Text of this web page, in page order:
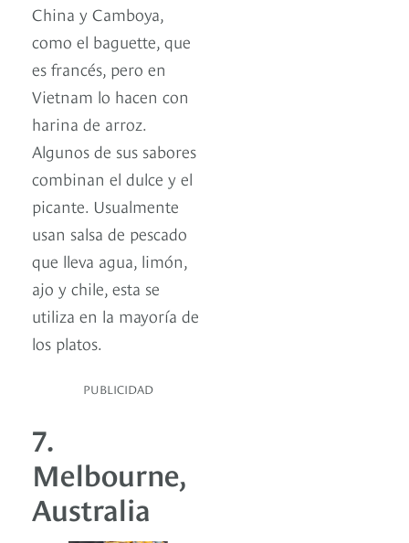
China y Camboya,
como el baguette, que
es francés, pero en
Vietnam lo hacen con
harina de arroz.
Algunos de sus sabores
combinan el dulce y el
picante. Usualmente
usan salsa de pescado
que lleva agua, limón,
ajo y chile, esta se
utiliza en la mayoría de
los platos.
PUBLICIDAD
7.
Melbourne,
Australia